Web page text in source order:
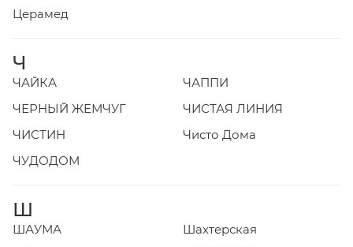
Церамед
Ч
ЧАЙКА
ЧАППИ
ЧЕРНЫЙ ЖЕМЧУГ
ЧИСТАЯ ЛИНИЯ
ЧИСТИН
Чисто Дома
ЧУДОДОМ
Ш
ШАУМА
Шахтерская